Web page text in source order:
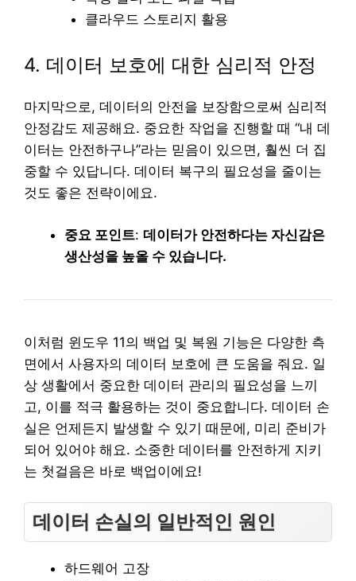
클라우드 스토리지 활용
4. 데이터 보호에 대한 심리적 안정
마지막으로, 데이터의 안전을 보장함으로써 심리적
안정감도 제공해요. 중요한 작업을 진행할 때 “내 데
이터는 안전하구나”라는 믿음이 있으면, 훨씬 더 집
중할 수 있답니다. 데이터 복구의 필요성을 줄이는
것도 좋은 전략이에요.
중요 포인트: 데이터가 안전하다는 자신감은
생산성을 높올 수 있습니다.
이처럼 윈도우 11의 백업 및 복원 기능은 다양한 측
면에서 사용자의 데이터 보호에 큰 도움을 줘요. 일
상 생활에서 중요한 데이터 관리의 필요성을 느끼
고, 이를 적극 활용하는 것이 중요합니다. 데이터 손
실은 언제든지 발생할 수 있기 때문에, 미리 준비가
되어 있어야 해요. 소중한 데이터를 안전하게 지키
는 첫걸음은 바로 백업이에요!
데이터 손실의 일반적인 원인
하드웨어 고장